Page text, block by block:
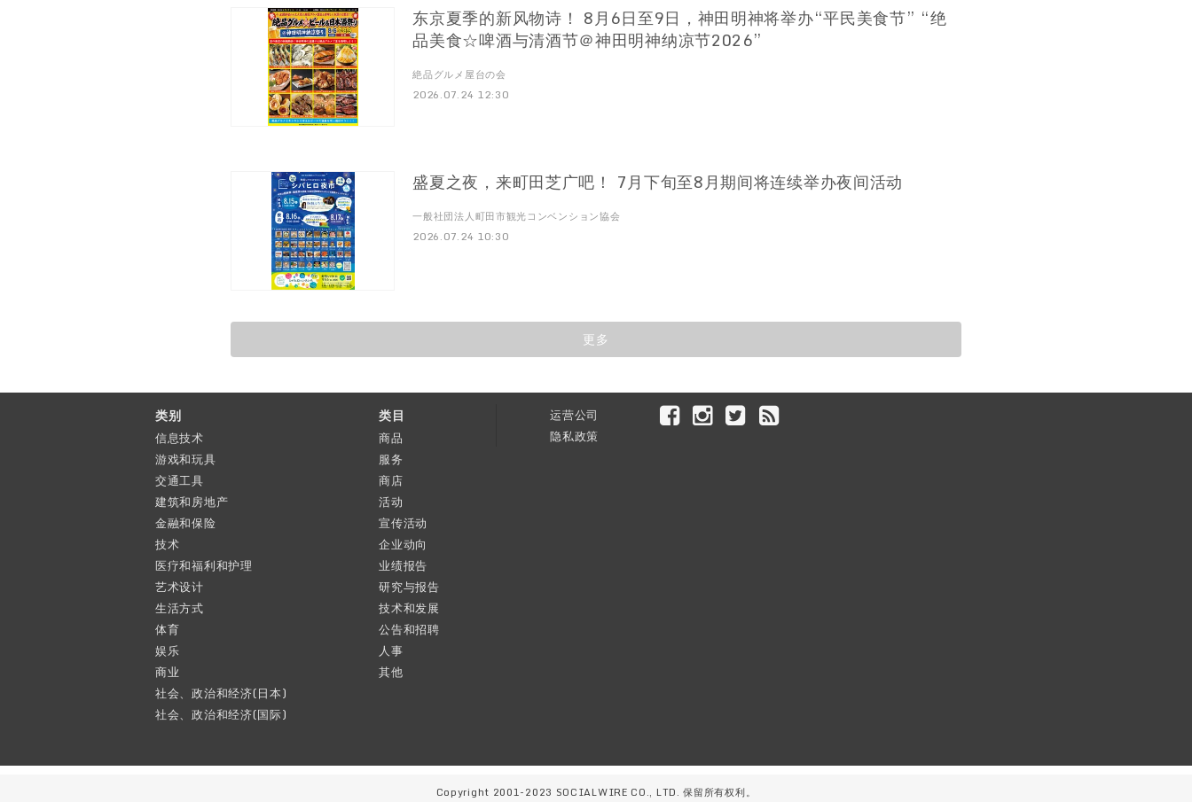
东京夏季的新风物诗！ 8月6日至9日，神田明神将举办“平民美食节” “绝
品美食☆啤酒与清酒节＠神田明神纳凉节2026”
絶品グルメ屋台の会
2026.07.24 12:30
盛夏之夜，来町田芝广吧！ 7月下旬至8月期间将连续举办夜间活动
一般社団法人町田市観光コンベンション協会
2026.07.24 10:30
更多
类别
信息技术
游戏和玩具
交通工具
建筑和房地产
金融和保险
技术
医疗和福利和护理
艺术设计
生活方式
体育
娱乐
商业
社会、政治和经济(日本)
社会、政治和经济(国际)
类目
商品
服务
商店
活动
宣传活动
企业动向
业绩报告
研究与报告
技术和发展
公告和招聘
人事
其他
运营公司
隐私政策
Copyright 2001-2023 SOCIALWIRE CO., LTD. 保留所有权利。